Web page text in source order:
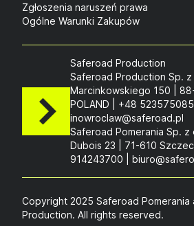
Zgłoszenia naruszeń prawa
Ogólne Warunki Zakupów
Saferoad Production
Saferoad Production Sp. z
Marcinkowskiego 150 |
POLAND | +48 523575085 |
inowroclaw@saferoad.pl
Saferoad Pomerania Sp. z
Dubois 23 | 71-610
914243700 |
Copyright 2025 Saferoad Pomerania
Production. All rights reserved.